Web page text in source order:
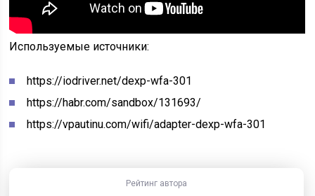
Используемые источники:
https://iodriver.net/dexp-wfa-301
https://habr.com/sandbox/131693/
https://vpautinu.com/wifi/adapter-dexp-wfa-301
Рейтинг автора